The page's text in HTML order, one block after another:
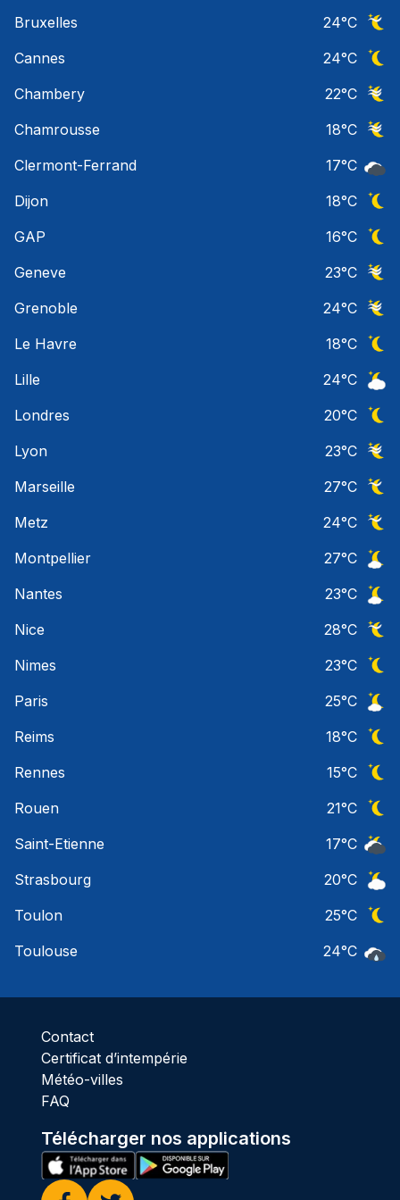
Bruxelles
24°C
Cannes
24°C
Chambery
22°C
Chamrousse
18°C
Clermont-Ferrand
17°C
Dijon
18°C
GAP
16°C
Geneve
23°C
Grenoble
24°C
Le Havre
18°C
Lille
24°C
Londres
20°C
Lyon
23°C
Marseille
27°C
Metz
24°C
Montpellier
27°C
Nantes
23°C
Nice
28°C
Nimes
23°C
Paris
25°C
Reims
18°C
Rennes
15°C
Rouen
21°C
Saint-Etienne
17°C
Strasbourg
20°C
Toulon
25°C
Toulouse
24°C
Contact
Certificat d’intempérie
Météo-villes
FAQ
Télécharger nos applications